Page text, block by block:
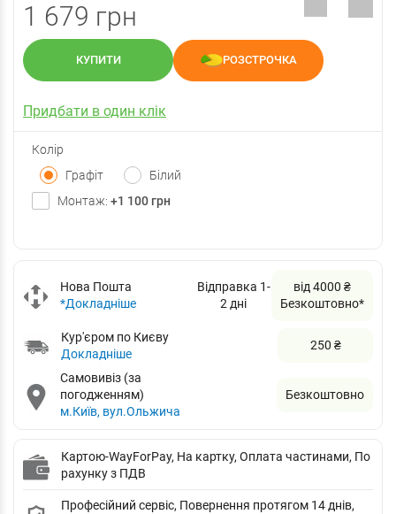
1 679 грн
КУПИТИ РОЗСТРОЧКА
Придбати в один клік
Колір
Графіт
Білий
Монтаж: +1 100 грн
Нова Пошта
*Докладніше
Відправка 1-
2 дні
від 4000 ₴
Безкоштовно*
Кур'єром по Києву
Докладніше
250 ₴
Самовивіз (за
погодженням)
м.Київ, вул.Ольжича
Безкоштовно
Картою-WayForPay, На картку, Оплата частинами, По
рахунку з ПДВ
Професійний сервіс, Повернення протягом 14 днів,